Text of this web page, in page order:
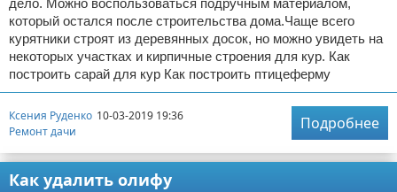
дело. Можно воспользоваться подручным материалом,
который остался после строительства дома.Чаще всего
курятники строят из деревянных досок, но можно увидеть на
некоторых участках и кирпичные строения для кур. Как
построить сарай для кур Как построить птицеферму
Ксения Руденко 10-03-2019 19:36
Ремонт дачи
Подробнее
Как удалить олифу